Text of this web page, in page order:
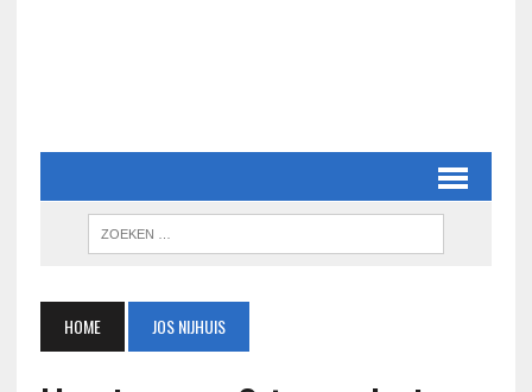
HOME JOS NIJHUIS